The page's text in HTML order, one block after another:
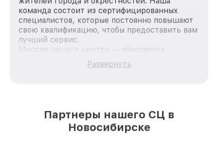
команда состоит из сертифицированных
специалистов, которые постоянно повышают
свою квалификацию, чтобы предоставить вам
лучший сервис.
Миссия нашего центра — обеспечить
качественный и доступный ремонт для
каждого пользователя продукции Nikon, вне
лучшим сервисным центром Nikon в городе
Новосибирске, постоянно повышая уровень
Развернуть
Партнеры нашего СЦ в
Новосибирске